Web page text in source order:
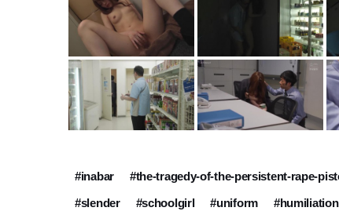
#inabar #the-tragedy-of-the-persistent-rape-
#slender
#schoolgirl #uniform #humiliation